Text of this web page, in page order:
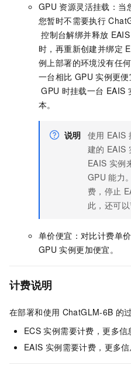
GPU 资源灵活挂载：当
您暂时不需要执行
控制台解绑并释放 EAIS
时，再重新创建并绑定
例上部署的环境没有任
一台相比 GPU 实例更便
GPU 时挂载一台 EAIS
本。
说明 使用 EAIS
建的 EAIS
EAIS 实例
GPU 能力
费，停止
此，还可以
单价便宜：对比计费单
GPU 实例更加便宜。
计费说明
在部署和使用 ChatGLM-6B 的
ECS 实例需要计费，更多信
EAIS 实例需要计费，更多